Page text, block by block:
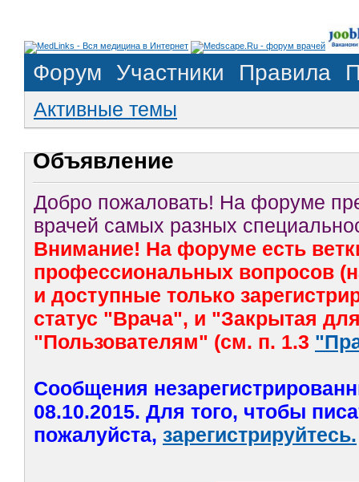
Форум Участники Правила
Активные темы
Объявление
Добро пожаловать! На форуме
врачей самых разных
Внимание! На форуме есть
профессиональных вопросов
и доступные только
статус "Врача", и "Закрытая
"Пользователям" (см. п. 1.3
Сообщения
08.10.2015. Для того, чтобы
пожалуйста, зарегистрируйтесь.